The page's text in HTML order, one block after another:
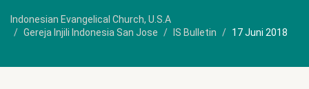
Indonesian Evangelical Church, U.S.A
Gereja Injili Indonesia San Jose
IS Bulletin 17 Juni 2018